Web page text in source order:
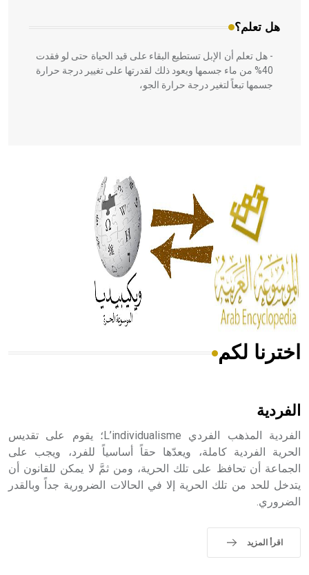
هل تعلم؟
- هل تعلم أن الإبل تستطيع البقاء على قيد الحياة حتى لو فقدت
40% من ماء جسمها ويعود ذلك لقدرتها على تغيير درجة حرارة
جسمها تبعاً لتغير درجة حرارة الجو،
الحكم، الأدلة، تنظيم التغذية، ورسالته في جروح الرأس. ويعود
له الفضل بأنه حرر الطب من الدين والفلسفة.
- هل تعلم أن المرجان إفراز حيواني يتكون في البحر ويتركب
من مادة كربونات الكلسيوم، وهو أحمر أو شديد الحمرة وهو
أجود أنواعه، ويمتاز بكبر الحجم ويسمى الش
هل تعلم أن الأبسيد كلمة فرنسية اللفظ تم اعتمادها مصطلحاً
- هل تعلم أن أبجر Abgar اسم معروف جيداً يعود إلى عدد من
الملوك الذين حكموا مدينة إديسا (الرها) من أبجر الأول وحتى
التاسع، وهم ينتسبون إلى أسرة أوسروين
اخترنا لكم
الفردية
الفردية المذهب الفردي L’individualisme؛ يقوم على تقديس
الحرية الفردية كاملة، ويعدّها حقاً أساسياً للفرد، ويجب على
الجماعة أن تحافظ على تلك الحرية، ومن ثمَّ لا يمكن للقانون أن
يتدخل للحد من تلك الحرية إلا في الحالات الضرورية جداً وبالقدر
الضروري.
اقرأ المزيد